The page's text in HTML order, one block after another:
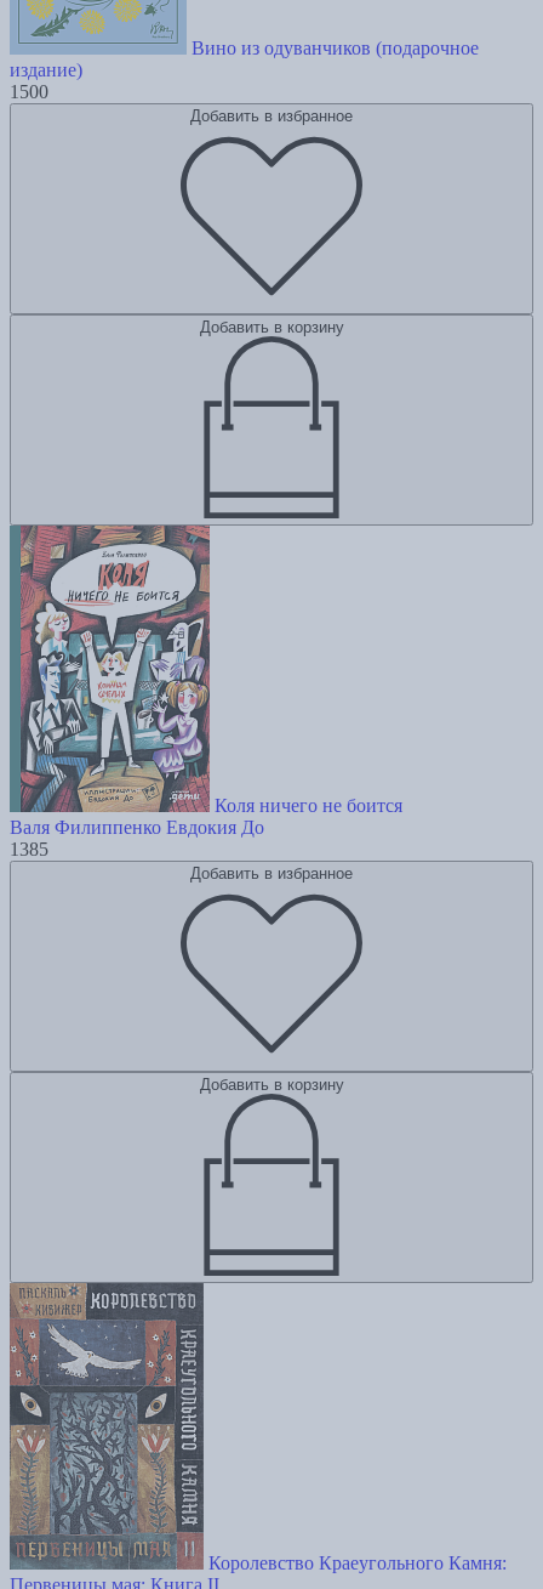
Вино из одуванчиков (подарочное
издание)
1500
Добавить в избранное
Добавить в корзину
Коля ничего не боится
Валя Филиппенко Евдокия До
1385
Добавить в избранное
Добавить в корзину
Королевство Краеугольного Камня:
Первеницы мая: Книга II